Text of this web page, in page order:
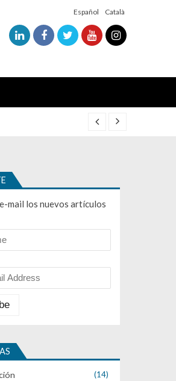
Español Català
mail los nuevos artículos
(14)